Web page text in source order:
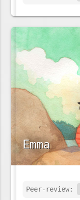
Emma
Peer-review: